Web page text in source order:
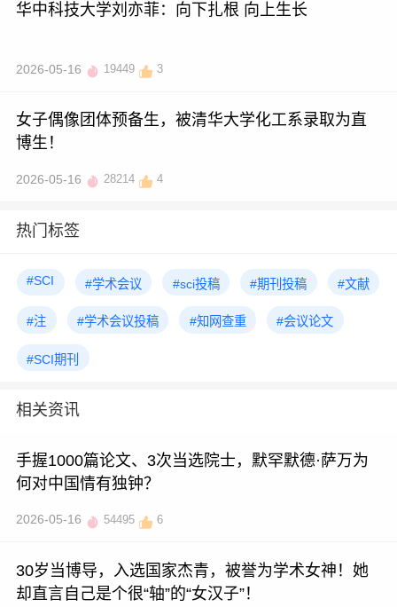
华中科技大学刘亦菲：向下扎根 向上生长
2026-05-16 19449 3
女子偶像团体预备生，被清华大学化工系录取为直
博生！
2026-05-16 28214 4
热门标签
#SCI #学术会议 #sci投稿 #期刊投稿 #文献
#注 #学术会议投稿 #知网查重 #会议论文
#SCI期刊
相关资讯
手握1000篇论文、3次当选院士，默罕默德·萨万为
何对中国情有独钟？
2026-05-16 54495 6
30岁当博导，入选国家杰青，被誉为学术女神！她
却直言自己是个很“轴”的“女汉子”！